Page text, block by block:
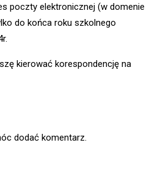
poczty elektronicznej (w domenie
do końca roku szkolnego
kierować korespondencję na
dodać komentarz.